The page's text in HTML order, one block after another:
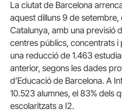
La ciutat de Barcelona
aquest dilluns 9 de setembre,
Catalunya, amb una previsió
centres públics, concentrats i
una reducció de 1.463
anterior, segons les dades
d’Educació de Barcelona. A
10.523 alumnes, el 83% dels
escolaritzats a I2.